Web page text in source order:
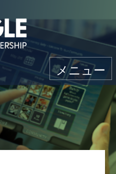
メニュー